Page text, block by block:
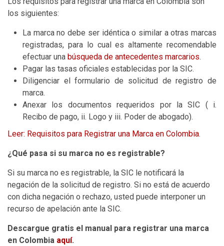
los siguientes:
La marca no debe ser idéntica o similar a otras marcas
registradas, para lo cual es altamente recomendable
efectuar una búsqueda de antecedentes marcarios.
Pagar las tasas oficiales establecidas por la SIC.
Diligenciar el formulario de solicitud de registro de
marca.
Anexar los documentos requeridos por la SIC ( i.
Recibo de pago, ii. Logo y iii. Poder de abogado).
Leer: Requisitos para Registrar una Marca en Colombia.
¿Qué pasa si su marca no es registrable?
Si su marca no es registrable, la SIC le notificará la
negación de la solicitud de registro. Si no está de acuerdo
con dicha negación o rechazo, usted puede interponer un
recurso de apelación ante la SIC.
Descargue gratis el manual para registrar una marca
en Colombia aquí.